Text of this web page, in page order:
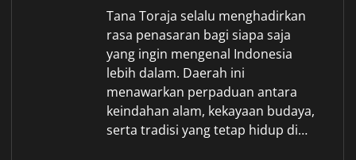
Tana Toraja selalu menghadirkan
rasa penasaran bagi siapa saja
yang ingin mengenal Indonesia
lebih dalam. Daerah ini
menawarkan perpaduan antara
keindahan alam, kekayaan budaya,
serta tradisi yang tetap hidup di…